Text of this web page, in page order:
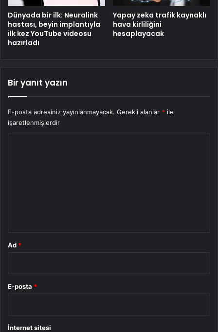
Dünyada bir ilk: Neuralink
hastası, beyin implantıyla
ilk kez YouTube videosu
hazırladı
Yapay zeka trafik kaynaklı
hava kirliliğini
hesaplayacak
Bir yanıt yazın
E-posta adresiniz yayınlanmayacak. Gerekli alanlar * ile
işaretlenmişlerdir
Ad *
E-posta *
İnternet sitesi